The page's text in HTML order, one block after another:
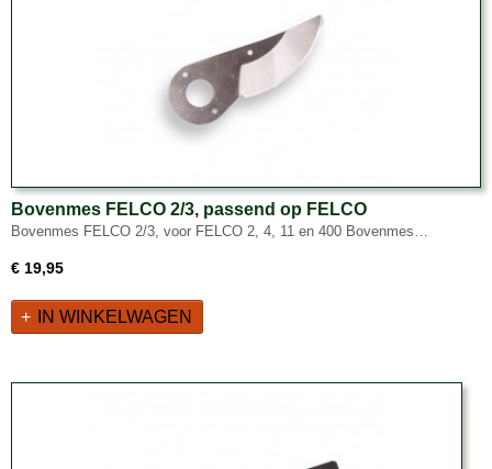
Bovenmes FELCO 2/3, passend op FELCO
snoeischaren nr. 2, 4, 11 en 400.
Bovenmes FELCO 2/3, voor FELCO 2, 4, 11 en 400 Bovenmes…
€ 19,95
IN WINKELWAGEN